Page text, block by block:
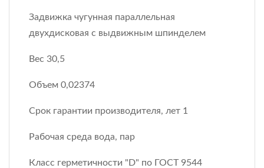
Задвижка чугунная параллельная
двухдисковая с выдвижным шпинделем
Вес 30,5
Объем 0,02374
Срок гарантии производителя, лет 1
Рабочая среда вода, пар
Класс герметичности "D" по ГОСТ 9544